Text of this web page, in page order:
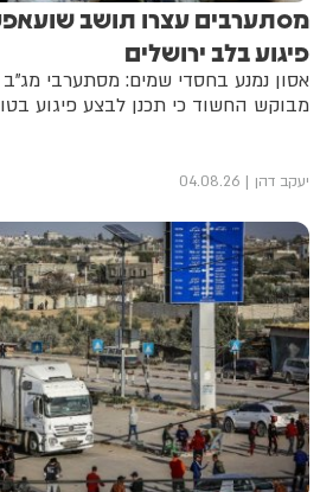
מסתערבים עצרו תושב
פיגוע בלב ירושלים
אסון נמנע בחסדי שמים: מסתערבי מג"ב
מבוקש החשוד כי תכנן לבצע פיגוע
יעקב דהן 04.08.26